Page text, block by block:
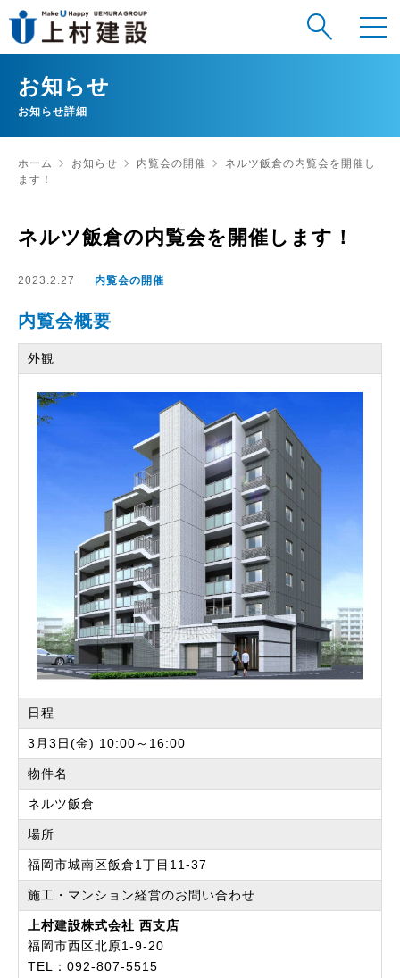
お知らせ
お知らせ詳細
ホーム お知らせ 内覧会の開催
ネルツ飯倉の内覧会を開催し
ます！
ネルツ飯倉の内覧会を開催します！
2023.2.27 内覧会の開催
内覧会概要
外観
日程
3月3日(金) 10:00～16:00
物件名
ネルツ飯倉
場所
福岡市城南区飯倉1丁目11-37
施工・マンション経営のお問い合わせ
上村建設株式会社 西支店
福岡市西区北原1-9-20
TEL：092-807-5515